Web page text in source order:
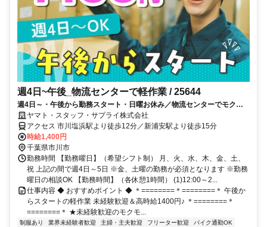
週4日~午後_物流センターで軽作業 / 25644
週4日～・午後から勤務スタート・日曜お休み／物流センターでモクモ
ク軽作業♪空調完備☆未経験歓迎／市川塩浜駅・新浦安駅
ヤマト・スタッフ・サプライ株式会社
アクセス 市川塩浜駅より徒歩12分／新浦安駅より徒歩15分
時給1,400円
千葉県市川市
勤務時間 【勤務曜日】（希望シフト制） 月、火、水、木、金、土、
祝 上記の間で週4日～5日 ※金、土曜の勤務が必須となります ※勤務
曜日の相談OK 【勤務時間】（各休憩1時間） (1)12:00～2...
仕事内容 ◆ おすすめポイント ◆ ＊========＊========＊ 午後か
らスタートの軽作業 未経験歓迎＆高時給1400円♪ ＊========＊
========＊ ★未経験歓迎のモクモ...
制服あり 業界未経験者歓迎 主婦・主夫歓迎 フリーター歓迎
バイク通勤OK